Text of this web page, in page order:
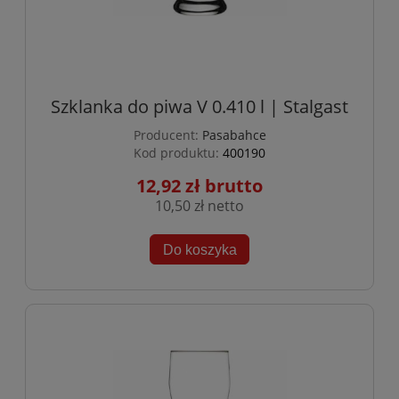
Szklanka do piwa V 0.410 l | Stalgast
Producent: Pasabahce
Kod produktu: 400190
12,92 zł
10,50 zł
Do koszyka